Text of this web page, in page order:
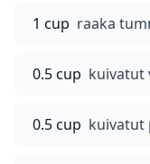
1 cup raaka
0.5 cup kuivatut
0.5 cup kuivatut